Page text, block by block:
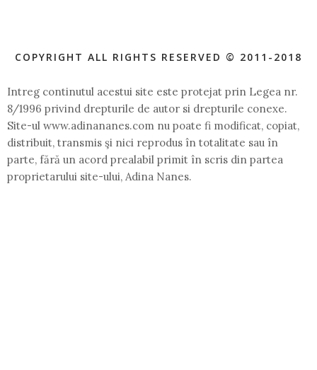
COPYRIGHT ALL RIGHTS RESERVED © 2011-2018
Intreg continutul acestui site este protejat prin Legea nr.
8/1996 privind drepturile de autor si drepturile conexe.
Site-ul www.adinananes.com nu poate fi modificat, copiat,
distribuit, transmis şi nici reprodus în totalitate sau în
parte, fără un acord prealabil primit în scris din partea
proprietarului site-ului, Adina Nanes.